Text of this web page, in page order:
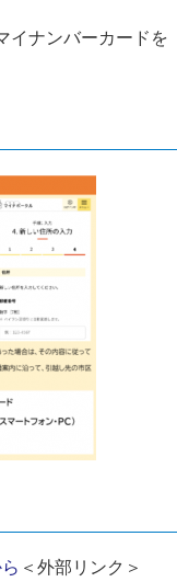
イナンバーカードを
＜外部リンク＞